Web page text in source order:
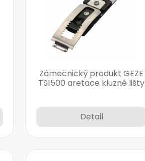
Zámečnický produkt GEZE
TS1500 aretace kluzné lišty
Detail